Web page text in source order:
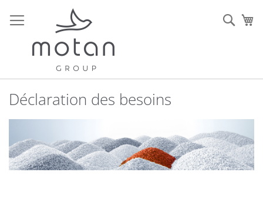
au
contenu
Déclaration des besoins